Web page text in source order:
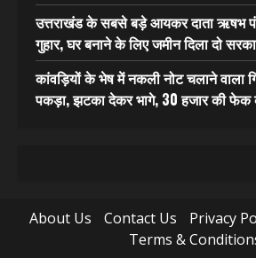
उत्तराखंड के सबसे बड़े आयकर दाता ऋषभ
गुहार, घर बनाने के लिए जमीन दिला दो
कांवड़ियों के भेष में नकली नोट चलाने वाला
पकड़ा, झटका देकर भागे, 30 हजार की फेक
About Us Contact Us Privacy
Terms &